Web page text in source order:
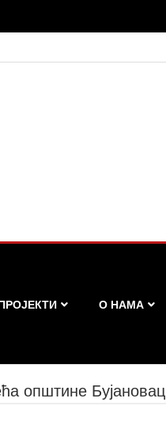
О НАМА
општине Бујановац